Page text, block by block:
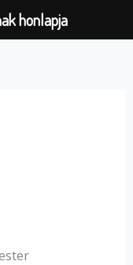
honlapja